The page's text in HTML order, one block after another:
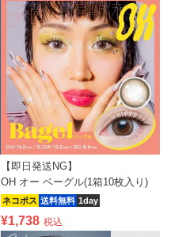
【即日発送NG】
OH オー ベーグル(1箱10枚入り)
ネコポス 送料無料 1day
¥1,738 税込